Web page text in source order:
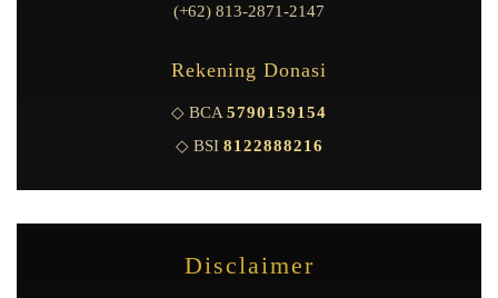
(+62) 813-2871-2147
Rekening Donasi
◇ BCA 5790159154
◇ BSI 8122888216
Disclaimer